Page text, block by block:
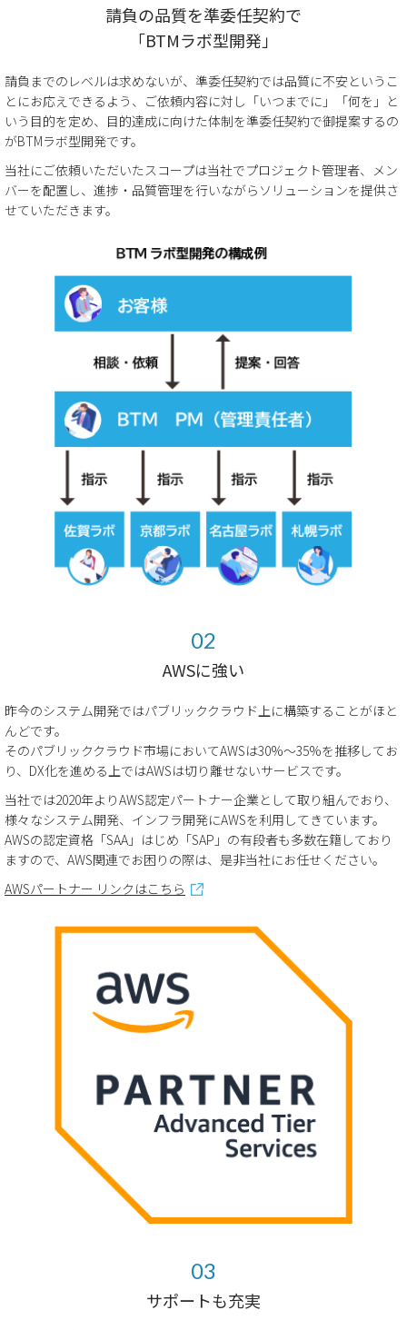
請負の品質を準委任契約で
「BTMラボ型開発」
請負までのレベルは求めないが、準委任契約では品質に不安というこ
とにお応えできるよう、ご依頼内容に対し「いつまでに」「何を」と
いう目的を定め、目的達成に向けた体制を準委任契約で御提案するの
がBTMラボ型開発です。
当社にご依頼いただいたスコープは当社でプロジェクト管理者、メン
バーを配置し、進捗・品質管理を行いながらソリューションを提供さ
せていただきます。
AWSに強い
昨今のシステム開発ではパブリッククラウド上に構築することがほと
んどです。
そのパブリッククラウド市場においてAWSは30%～35%を推移してお
り、DX化を進める上ではAWSは切り離せないサービスです。
当社では2020年よりAWS認定パートナー企業として取り組んでおり、
様々なシステム開発、インフラ開発にAWSを利用してきています。
AWSの認定資格「SAA」はじめ「SAP」の有段者も多数在籍しており
ますので、AWS関連でお困りの際は、是非当社にお任せください。
AWSパートナー リンクはこちら
サポートも充実